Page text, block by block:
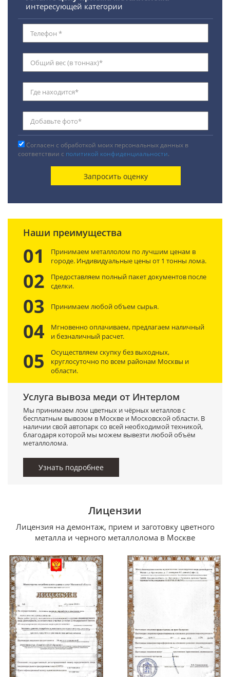
интересующей категории
Согласен с обработкой моих персональных данных в
соответствии с политикой конфиденциальности.
Наши преимущества
01
Принимаем металлолом по лучшим ценам в
городе. Индивидуальные цены от 1 тонны лома.
02
Предоставляем полный пакет документов после
сделки.
03 Принимаем любой объем сырья.
04
Мгновенно оплачиваем, предлагаем наличный
и безналичный расчет.
05
Осуществляем скупку без выходных,
круглосуточно по всем районам Москвы и
области.
Услуга вывоза меди от Интерлом
Мы принимаем лом цветных и чёрных металлов с
бесплатным вывозом в Москве и Московской области. В
наличии свой автопарк со всей необходимой техникой,
благодаря которой мы можем вывезти любой объём
металлолома.
Узнать подробнее
Лицензии
Лицензия на демонтаж, прием и заготовку цветного
металла и черного металлолома в Москве